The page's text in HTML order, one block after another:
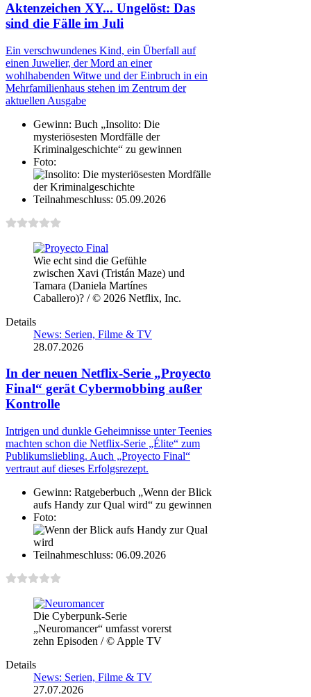
Aktenzeichen XY... Ungelöst: Das
sind die Fälle im Juli
Ein verschwundenes Kind, ein Überfall auf
einen Juwelier, der Mord an einer
wohlhabenden Witwe und der Einbruch in ein
Mehrfamilienhaus stehen im Zentrum der
aktuellen Ausgabe
Gewinn: Buch „Insolito: Die
mysteriösesten Mordfälle der
Kriminalgeschichte“ zu gewinnen
Foto:
Teilnahmeschluss: 05.09.2026
Wie echt sind die Gefühle
zwischen Xavi (Tristán Maze) und
Tamara (Daniela Martínes
Caballero)? / © 2026 Netflix, Inc.
Details
News: Serien, Filme & TV
28.07.2026
In der neuen Netflix-Serie „Proyecto
Final“ gerät Cybermobbing außer
Kontrolle
Intrigen und dunkle Geheimnisse unter Teenies
machten schon die Netflix-Serie „Élite“ zum
Publikumsliebling. Auch „Proyecto Final“
vertraut auf dieses Erfolgsrezept.
Gewinn: Ratgeberbuch „Wenn der Blick
aufs Handy zur Qual wird“ zu gewinnen
Foto:
Teilnahmeschluss: 06.09.2026
Die Cyberpunk-Serie
„Neuromancer“ umfasst vorerst
zehn Episoden / © Apple TV
Details
News: Serien, Filme & TV
27.07.2026